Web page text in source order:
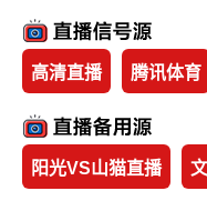
高清直播 腾讯体育
阳光VS山猫直播